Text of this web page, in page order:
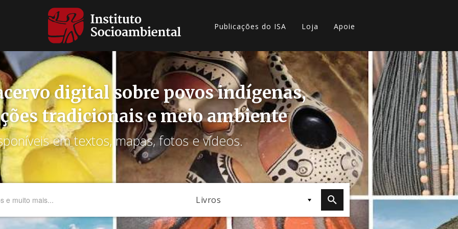
Publicações do ISA Loja Apoie
digital sobre povos indígenas,
tradicionais e meio ambiente
em textos, mapas, fotos e vídeos.
Livros